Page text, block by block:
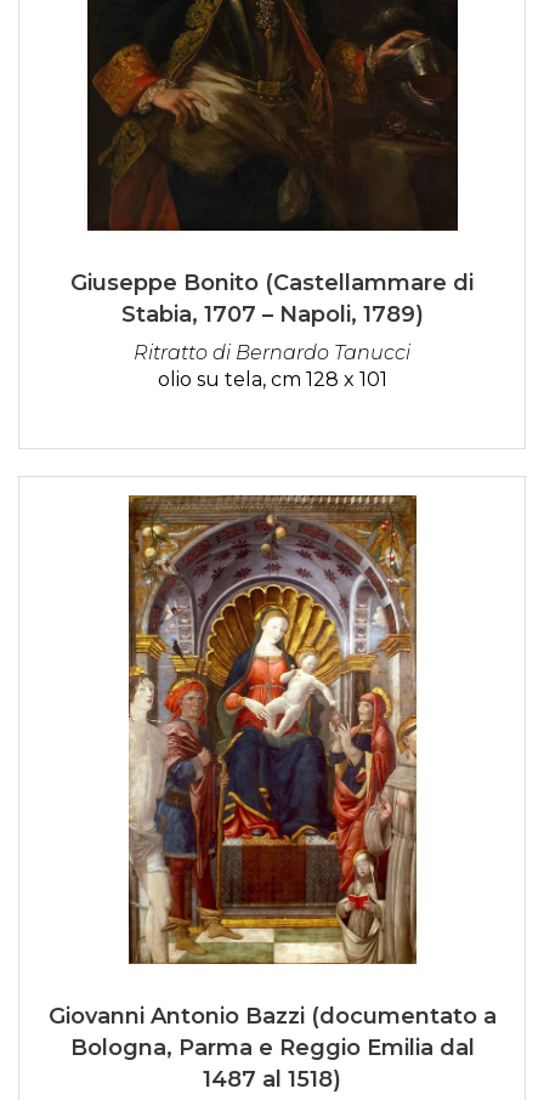
Giuseppe Bonito (Castellammare di
Stabia, 1707 – Napoli, 1789)
Ritratto di Bernardo Tanucci
olio su tela, cm 128 x 101
Giovanni Antonio Bazzi (documentato a
Bologna, Parma e Reggio Emilia dal
1487 al 1518)